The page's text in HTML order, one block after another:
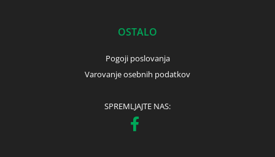
OSTALO
Pogoji poslovanja
Varovanje osebnih podatkov
SPREMLJAJTE NAS: